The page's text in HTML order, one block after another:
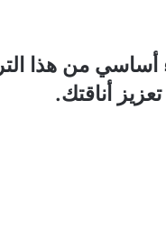
أساسي من هذا
أناقتك.